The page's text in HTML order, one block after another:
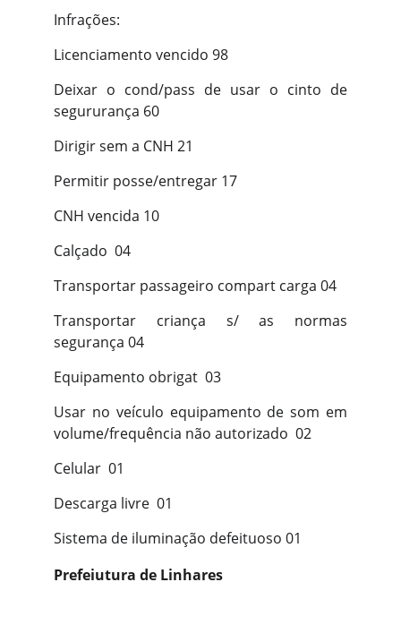
Infrações:
Licenciamento vencido 98
Deixar o cond/pass de usar o cinto de
segururança 60
Dirigir sem a CNH 21
Permitir posse/entregar 17
CNH vencida 10
Calçado 04
Transportar passageiro compart carga 04
Transportar criança s/ as normas
segurança 04
Equipamento obrigat 03
Usar no veículo equipamento de som em
volume/frequência não autorizado 02
Celular 01
Descarga livre 01
Sistema de iluminação defeituoso 01
Prefeiutura de Linhares